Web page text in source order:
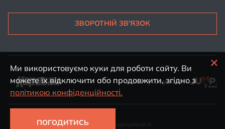
ЗВОРОТНІЙ ЗВ'ЯЗОК
Обслуговування
Політика конфіденційності
Ми використовуємо куки для роботи сайту. Ви
можете їх відключити або продовжити, згідно з
політикою конфіденційності.
ПОГОДИТИСЬ